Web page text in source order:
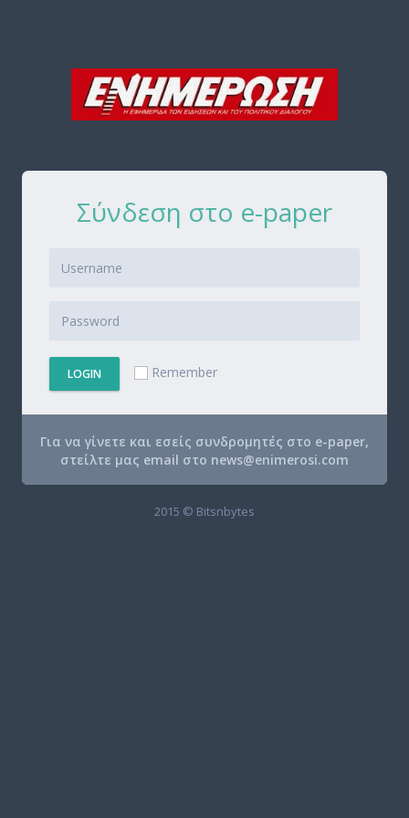
Σύνδεση στο e-paper
LOGIN Remember
Για να γίνετε και εσείς συνδρομητές στο e-paper,
στείλτε μας email στο news@enimerosi.com
2015 © Bitsnbytes